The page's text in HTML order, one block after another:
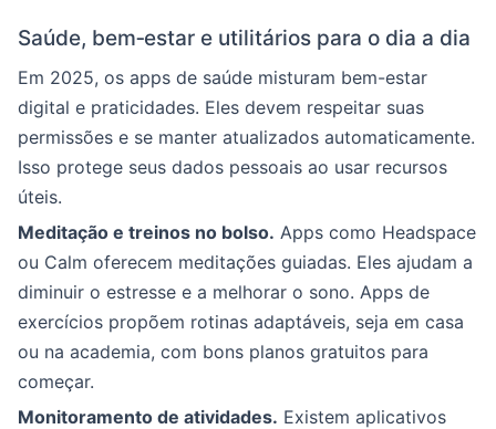
Saúde, bem‑estar e utilitários para o dia a dia
Em 2025, os apps de saúde misturam bem-estar
digital e praticidades. Eles devem respeitar suas
permissões e se manter atualizados automaticamente.
Isso protege seus dados pessoais ao usar recursos
úteis.
Meditação e treinos no bolso. Apps como Headspace
ou Calm oferecem meditações guiadas. Eles ajudam a
diminuir o estresse e a melhorar o sono. Apps de
exercícios propõem rotinas adaptáveis, seja em casa
ou na academia, com bons planos gratuitos para
começar.
Monitoramento de atividades. Existem aplicativos